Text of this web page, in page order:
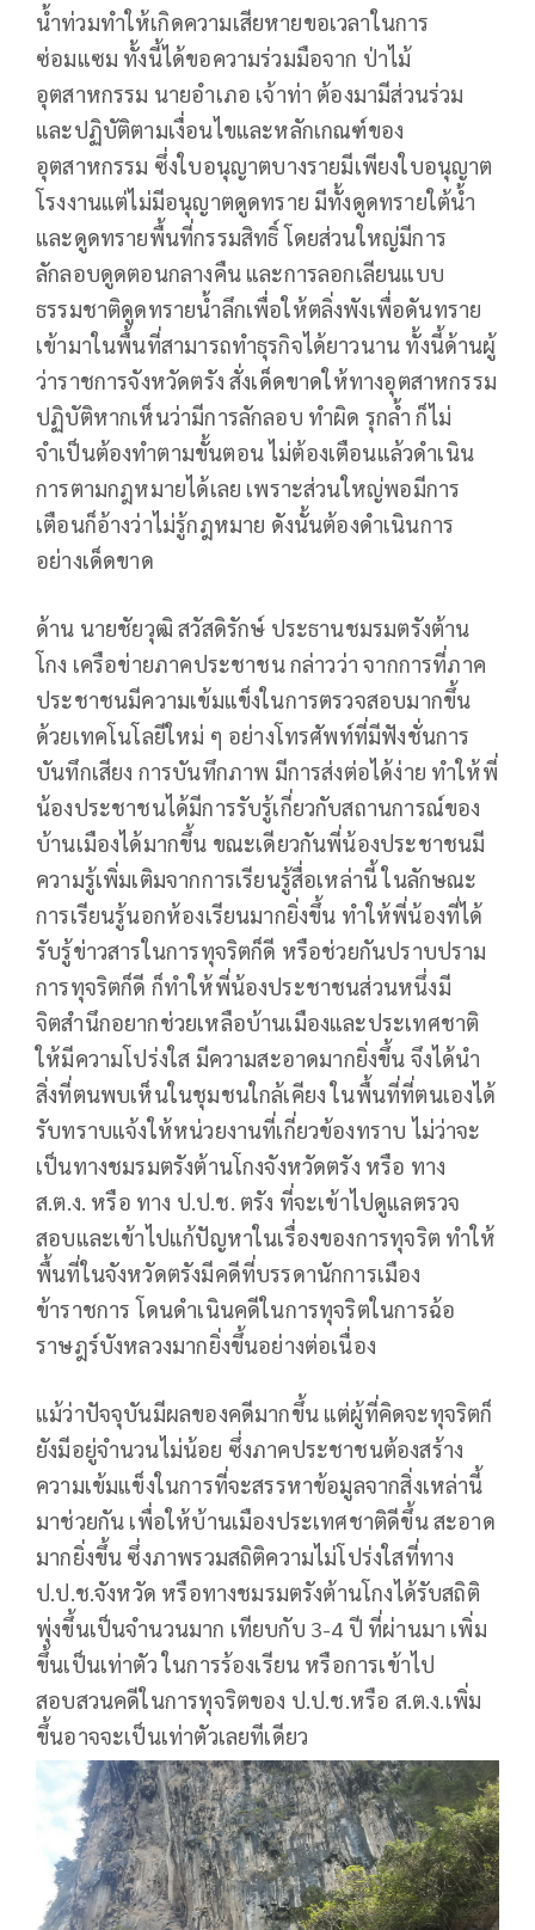
น้ำท่วมทำให้เกิดความเสียหายขอเวลาในการ
ซ่อมแซม ทั้งนี้ได้ขอความร่วมมือจาก ป่าไม้
อุตสาหกรรม นายอำเภอ เจ้าท่า ต้องมามีส่วนร่วม
และปฏิบัติตามเงื่อนไขและหลักเกณฑ์ของ
อุตสาหกรรม ซึ่งใบอนุญาตบางรายมีเพียงใบอนุญาต
โรงงานแต่ไม่มีอนุญาตดูดทราย มีทั้งดูดทรายใต้น้ำ
และดูดทรายพื้นที่กรรมสิทธิ์ โดยส่วนใหญ่มีการ
ลักลอบดูดตอนกลางคืน และการลอกเลียนแบบ
ธรรมชาติดูดทรายน้ำลึกเพื่อให้ตลิ่งพังเพื่อดันทราย
เข้ามาในพื้นที่สามารถทำธุรกิจได้ยาวนาน ทั้งนี้ด้านผู้
ว่าราชการจังหวัดตรัง สั่งเด็ดขาดให้ทางอุตสาหกรรม
ปฏิบัติหากเห็นว่ามีการลักลอบ ทำผิด รุกล้ำ ก็ไม่
จำเป็นต้องทำตามขั้นตอน ไม่ต้องเตือนแล้วดำเนิน
การตามกฎหมายได้เลย เพราะส่วนใหญ่พอมีการ
เตือนก็อ้างว่าไม่รู้กฎหมาย ดังนั้นต้องดำเนินการ
อย่างเด็ดขาด
ด้าน นายชัยวุฒิ สวัสดิรักษ์ ประธานชมรมตรังต้าน
โกง เครือข่ายภาคประชาชน กล่าวว่า จากการที่ภาค
ประชาชนมีความเข้มแข็งในการตรวจสอบมากขึ้น
ด้วยเทคโนโลยีใหม่ ๆ อย่างโทรศัพท์ที่มีฟังชั่นการ
บันทึกเสียง การบันทึกภาพ มีการส่งต่อได้ง่าย ทำให้พี่
น้องประชาชนได้มีการรับรู้เกี่ยวกับสถานการณ์ของ
บ้านเมืองได้มากขึ้น ขณะเดียวกันพี่น้องประชาชนมี
ความรู้เพิ่มเติมจากการเรียนรู้สื่อเหล่านี้ ในลักษณะ
การเรียนรู้นอกห้องเรียนมากยิ่งขึ้น ทำให้พี่น้องที่ได้
รับรู้ข่าวสารในการทุจริตก็ดี หรือช่วยกันปราบปราม
การทุจริตก็ดี ก็ทำให้พี่น้องประชาชนส่วนหนึ่งมี
จิตสำนึกอยากช่วยเหลือบ้านเมืองและประเทศชาติ
ให้มีความโปร่งใส มีความสะอาดมากยิ่งขึ้น จึงได้นำ
สิ่งที่ตนพบเห็นในชุมชนใกล้เคียง ในพื้นที่ที่ตนเองได้
รับทราบแจ้งให้หน่วยงานที่เกี่ยวข้องทราบ ไม่ว่าจะ
เป็นทางชมรมตรังต้านโกงจังหวัดตรัง หรือ ทาง
ส.ต.ง. หรือ ทาง ป.ป.ช. ตรัง ที่จะเข้าไปดูแลตรวจ
สอบและเข้าไปแก้ปัญหาในเรื่องของการทุจริต ทำให้
พื้นที่ในจังหวัดตรังมีคดีที่บรรดานักการเมือง
ข้าราชการ โดนดำเนินคดีในการทุจริตในการฉ้อ
ราษฎร์บังหลวงมากยิ่งขึ้นอย่างต่อเนื่อง
แม้ว่าปัจจุบันมีผลของคดีมากขึ้น แต่ผู้ที่คิดจะทุจริตก็
ยังมีอยู่จำนวนไม่น้อย ซึ่งภาคประชาชนต้องสร้าง
ความเข้มแข็งในการที่จะสรรหาข้อมูลจากสิ่งเหล่านี้
มาช่วยกัน เพื่อให้บ้านเมืองประเทศชาติดีขึ้น สะอาด
มากยิ่งขึ้น ซึ่งภาพรวมสถิติความไม่โปร่งใสที่ทาง
ป.ป.ช.จังหวัด หรือทางชมรมตรังต้านโกงได้รับสถิติ
พุ่งขึ้นเป็นจำนวนมาก เทียบกับ 3-4 ปี ที่ผ่านมา เพิ่ม
ขึ้นเป็นเท่าตัว ในการร้องเรียน หรือการเข้าไป
สอบสวนคดีในการทุจริตของ ป.ป.ช.หรือ ส.ต.ง.เพิ่ม
ขึ้นอาจจะเป็นเท่าตัวเลยทีเดียว